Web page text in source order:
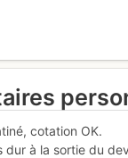
cotation OK.
dur à la sortie du